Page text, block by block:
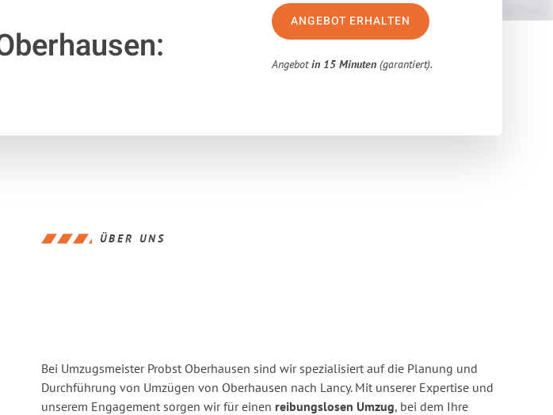
ANGEBOT ERHALTEN
Angebotin 15 Minuten (garantiert).
ÜBER UNS
Bei Umzugsmeister Probst Oberhausen sind wir spezialisiert auf die Planung und
Durchführung von Umzügen von Oberhausen nach Lancy. Mit unserer Expertise und
unserem Engagement sorgen wir für einen reibungslosen Umzug, bei dem Ihre